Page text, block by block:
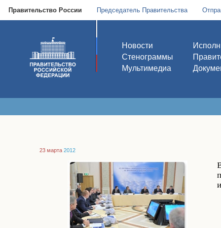
Правительство России Председатель Правительства
Новости
Стенограммы
Мультимедиа
23 марта 2012